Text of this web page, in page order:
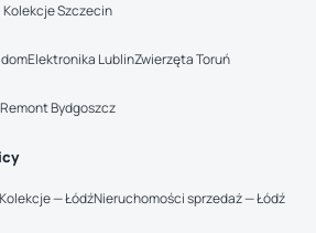
Kolekcje Szczecin
Elektronika LublinZwierzęta Toruń
Bydgoszcz
— ŁódźNieruchomości sprzedaż — Łódź